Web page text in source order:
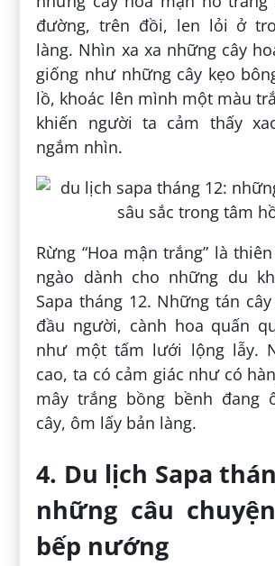
đường, trên đồi, len lỏi ở
làng. Nhìn xa xa những cây
giống như những cây kẹo
lồ, khoác lên mình một màu
khiến người ta cảm thấy
ngắm nhìn.
Rừng “Hoa mận trắng” là
ngào dành cho những du
Sapa tháng 12. Những tán
đầu người, cành hoa quấn
như một tấm lưới lộng lẫy.
cao, ta có cảm giác như có
mây trắng bồng bềnh đang
cây, ôm lấy bản làng.
4. Du lịch Sapa
những câu
bếp nướng